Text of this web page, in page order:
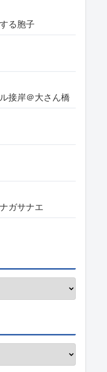
る胞子
接岸＠大さん橋
ガサナエ